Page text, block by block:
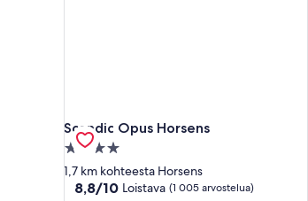
Scandic Opus Horsens
Scandic Opus Horsens
4.0
tähden
majoituspaikka
1,7 km kohteesta Horsens
8.8
8,8/10 Loistava (1 005 arvostelua)